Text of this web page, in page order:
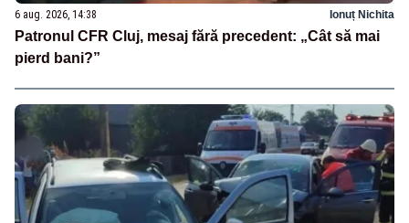
6 aug. 2026, 14:38 Ionuț Nichita
Patronul CFR Cluj, mesaj fără precedent: „Cât să mai
pierd bani?”